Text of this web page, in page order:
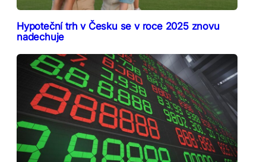
Hypoteční trh v Česku se v roce 2025 znovu
nadechuje